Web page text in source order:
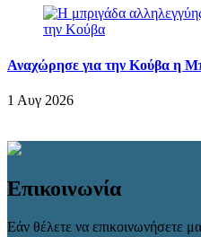
Αναχώρησε για την Κούβα η
1 Αυγ 2026
Επικοινωνία
Εάν θέλετε να επικοινωνήσετε